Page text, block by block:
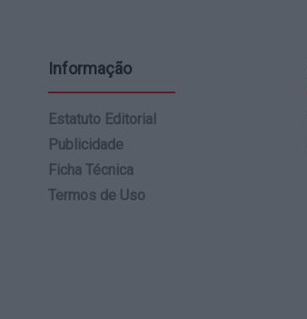
Informação
Estatuto Editorial
Publicidade
Ficha Técnica
Termos de Uso